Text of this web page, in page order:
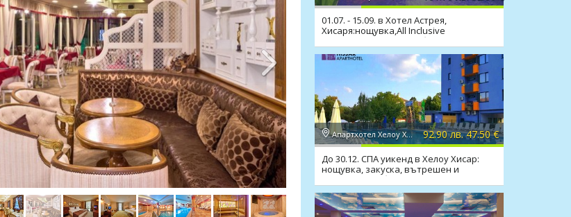
01.07. - 15.09. в Хотел Астрея,
Хисаря:нощувка,All Inclusive
Light,релакс зона,мин. басейн
Апартхотел Хелоу Хисар 2*, Хисаря 92.90 лв. 47.50 €
До 30.12. СПА уикенд в Хелоу Хисар:
нощувка, закуска, вътрешен и
външен мин. басейн, СПА